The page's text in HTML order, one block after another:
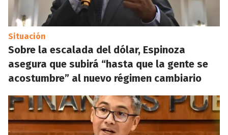
Situación
Sobre la escalada del dólar, Espinoza
asegura que subirá “hasta que la gente se
acostumbre” al nuevo régimen cambiario